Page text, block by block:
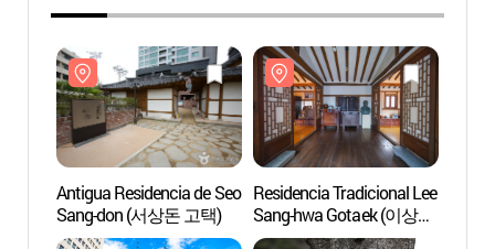
Antigua Residencia de Seo
Sang-don (서상돈 고택)
Residencia Tradicional Lee
Sang-hwa Gotaek (이상화
고택)